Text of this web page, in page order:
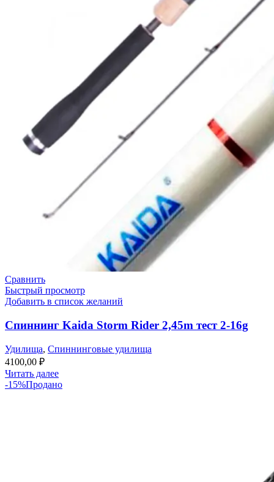
Сравнить
Быстрый просмотр
Добавить в список желаний
Спиннинг Kaida Storm Rider 2,45m тест 2-16g
Удилища, Спиннинговые удилища
4100,00 ₽
Читать далее
-15%Продано